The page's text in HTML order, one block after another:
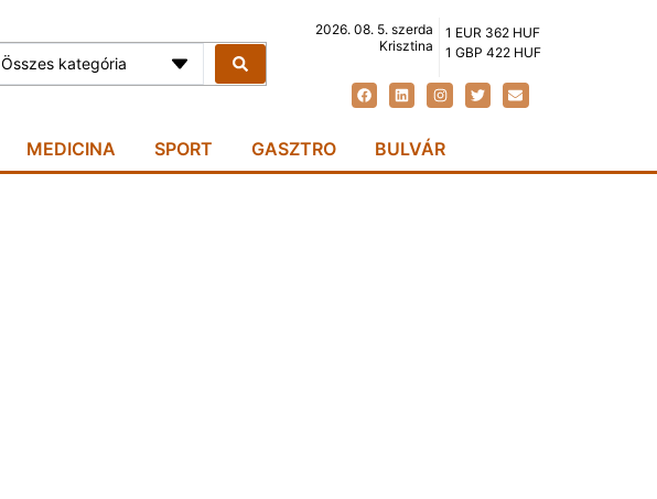
Összes kategória
2026. 08. 5. szerda
Krisztina
1 EUR 362 HUF
1 GBP 422 HUF
MEDICINA SPORT GASZTRO BULVÁR